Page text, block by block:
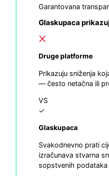
Garantovana
Glaskupaca
Druge platforme
Prikazuju sniženja
— često netačna ili
VS
✓
Glaskupaca
Svakodnevno prati
izračunava stvarna
sopstvenih podataka